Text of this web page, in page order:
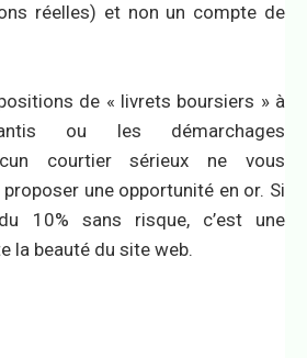
réelles) et non un compte de
de « livrets boursiers » à
ou les démarchages
courtier sérieux ne vous
une opportunité en or. Si
10% sans risque, c’est une
la beauté du site web.